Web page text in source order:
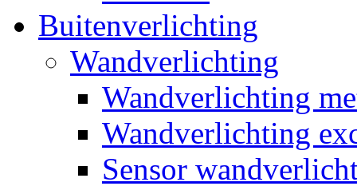
Buitenverlichting
Wandverlichting
Wandverlichting
Wandverlichting
Sensor